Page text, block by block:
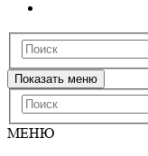
Показать меню
МЕНЮ